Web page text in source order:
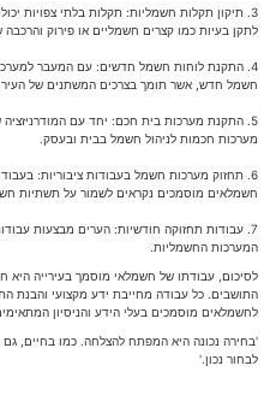
3. תיקון תקלות חשמליות: תקלות בלתי צפויות
לתקן בעיות כמו קצרים חשמליים או פירוק
4. התקנת לוחות חשמל חדשים: עם המעבר
חשמל חדש, אשר תומך בצרכים המשתנים של העיר.
5. התקנת מערכות בית חכם: יחד עם
מערכות חכמות לניהול חשמל בבית ובעסק.
6. תחזוק מערכות חשמל בעבודות ציבוריות:
חשמלאים מוסמכים נקראים לשמור על תשתיות
7. עבודות תחזוקה חודשיות: הערים מבצעות
המערכות החשמליות.
לסיכום, עבודתו של חשמלאי מוסמך בעירייה היא
התושבים. כל עבודה מחייבת ידע מקצועי והבנת
לחשמלאים מוסמכים בעלי הידע והניסיון
'בחירה נכונה היא המפתח להצלחה. כמו בחיים,
לבחור נכון.'